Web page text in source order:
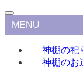
MENU
神棚の祀
神棚のお